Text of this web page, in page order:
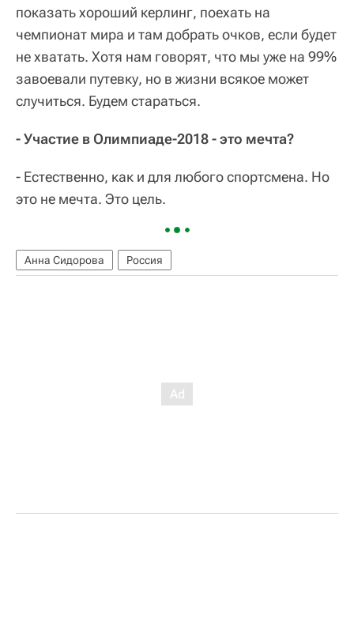
показать хороший керлинг, поехать на
чемпионат мира и там добрать очков, если будет
не хватать. Хотя нам говорят, что мы уже на 99%
завоевали путевку, но в жизни всякое может
случиться. Будем стараться.
- Участие в Олимпиаде-2018 - это мечта?
- Естественно, как и для любого спортсмена. Но
это не мечта. Это цель.
Анна Сидорова Россия